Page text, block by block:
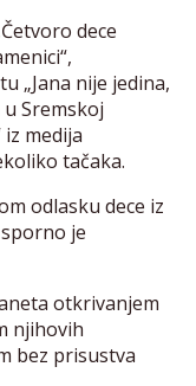
dece
„Jana nije jedina,
Sremskoj
medija
tačaka.
odlasku dece iz
je
otkrivanjem
njihovih
bez prisustva